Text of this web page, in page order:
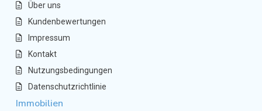
Über uns
Kundenbewertungen
Impressum
Kontakt
Nutzungsbedingungen
Datenschutzrichtlinie
Immobilien